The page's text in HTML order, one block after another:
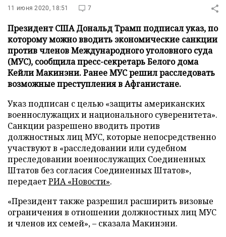
11 июня 2020, 18:51 7
Президент США Дональд Трамп подписал указ, по
которому можно вводить экономические санкции
против членов Международного уголовного суда
(МУС), сообщила пресс-секретарь Белого дома
Кейли Макинэни. Ранее МУС решил расследовать
возможные преступления в Афганистане.
Указ подписан с целью «защиты американских
военнослужащих и национального суверенитета».
Санкции разрешено вводить против
должностных лиц МУС, которые непосредственно
участвуют в «расследовании или судебном
преследовании военнослужащих Соединенных
Штатов без согласия Соединенных Штатов»,
передаетРИА «Новости».
«Президент также разрешил расширить визовые
ограничения в отношении должностных лиц МУС
и членов их семей», – сказала Макинэни.